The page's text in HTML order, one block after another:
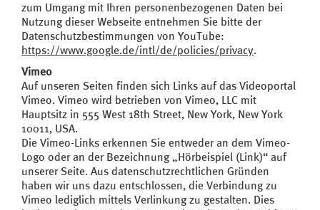
zum Umgang mit Ihren personenbezogenen Daten bei
Nutzung dieser Webseite entnehmen Sie bitte der
Datenschutzbestimmungen von YouTube:
https://www.google.de/intl/de/policies/privacy.
Vimeo
Auf unseren Seiten finden sich Links auf das Videoportal
Vimeo. Vimeo wird betrieben von Vimeo, LLC mit
Hauptsitz in 555 West 18th Street, New York, New York
10011, USA.
Die Vimeo-Links erkennen Sie entweder an dem Vimeo-
Logo oder an der Bezeichnung „Hörbeispiel (Link)“ auf
unserer Seite. Aus datenschutzrechtlichen Gründen
haben wir uns dazu entschlossen, die Verbindung zu
Vimeo lediglich mittels Verlinkung zu gestalten. Dies